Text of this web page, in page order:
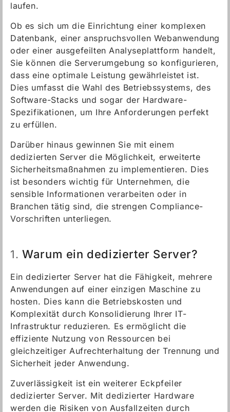
laufen.
Ob es sich um die Einrichtung einer komplexen
Datenbank, einer anspruchsvollen Webanwendung
oder einer ausgefeilten Analyseplattform handelt,
Sie können die Serverumgebung so konfigurieren,
dass eine optimale Leistung gewährleistet ist.
Dies umfasst die Wahl des Betriebssystems, des
Software-Stacks und sogar der Hardware-
Spezifikationen, um Ihre Anforderungen perfekt
zu erfüllen.
Darüber hinaus gewinnen Sie mit einem
dedizierten Server die Möglichkeit, erweiterte
Sicherheitsmaßnahmen zu implementieren. Dies
ist besonders wichtig für Unternehmen, die
sensible Informationen verarbeiten oder in
Branchen tätig sind, die strengen Compliance-
Vorschriften unterliegen.
1. Warum ein dedizierter Server?
Ein dedizierter Server hat die Fähigkeit, mehrere
Anwendungen auf einer einzigen Maschine zu
hosten. Dies kann die Betriebskosten und
Komplexität durch Konsolidierung Ihrer IT-
Infrastruktur reduzieren. Es ermöglicht die
effiziente Nutzung von Ressourcen bei
gleichzeitiger Aufrechterhaltung der Trennung und
Sicherheit jeder Anwendung.
Zuverlässigkeit ist ein weiterer Eckpfeiler
dedizierter Server. Mit dedizierter Hardware
werden die Risiken von Ausfallzeiten durch